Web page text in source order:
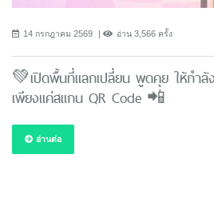
14 กรกฎาคม 2569 อ่าน 3,566 ครั้ง
💚เปิดพื้นที่แลกเปลี่ยน พูดคุย ให้กำลั
เพียงแค่สแกน QR Code 📲
อ่านต่อ